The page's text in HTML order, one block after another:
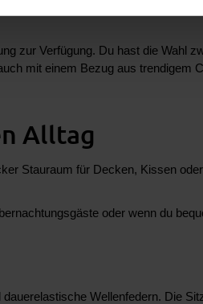
Bedürfnisse an.
zur Verfügung. Du hast die Wahl
mit einem Bezug aus trendigem
Alltag
Stauraum für Decken, Kissen
oder wenn du
Wellenfedern. Die